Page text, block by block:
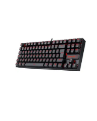
| Gift Card)
gamer)